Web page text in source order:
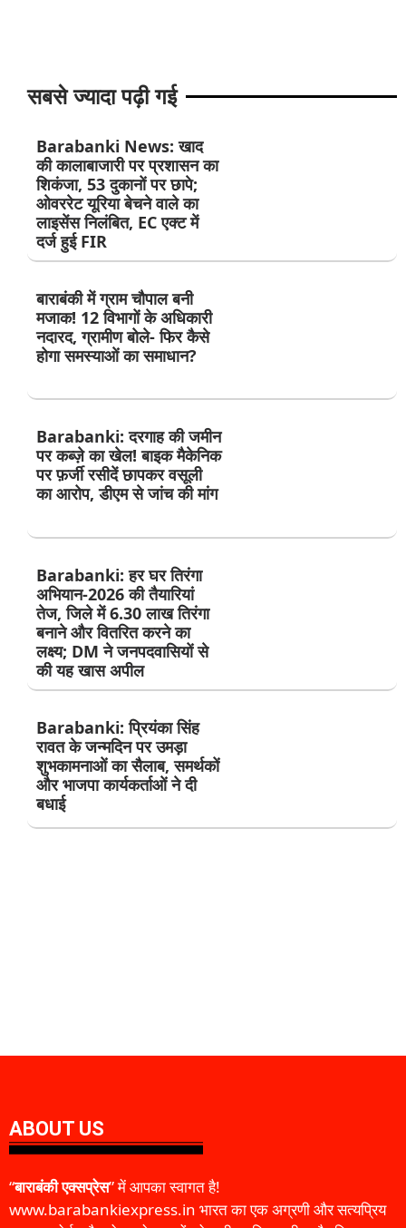
सबसे ज्यादा पढ़ी गई
Barabanki News: खाद
की कालाबाजारी पर प्रशासन का
शिकंजा, 53 दुकानों पर छापे;
ओवररेट यूरिया बेचने वाले का
लाइसेंस निलंबित, EC एक्ट में
दर्ज हुई FIR
बाराबंकी में ग्राम चौपाल बनी
मजाक! 12 विभागों के अधिकारी
नदारद, ग्रामीण बोले- फिर कैसे
होगा समस्याओं का समाधान?
Barabanki: दरगाह की जमीन
पर कब्ज़े का खेल! बाइक मैकेनिक
पर फ़र्जी रसीदें छापकर वसूली
का आरोप, डीएम से जांच की मांग
Barabanki: हर घर तिरंगा
अभियान-2026 की तैयारियां
तेज, जिले में 6.30 लाख तिरंगा
बनाने और वितरित करने का
लक्ष्य; DM ने जनपदवासियों से
की यह खास अपील
Barabanki: प्रियंका सिंह
रावत के जन्मदिन पर उमड़ा
शुभकामनाओं का सैलाब, समर्थकों
और भाजपा कार्यकर्ताओं ने दी
बधाई
ABOUT US
“बाराबंकी एक्सप्रेस” में आपका स्वागत है!
www.barabankiexpress.in भारत का एक अग्रणी और सत्यप्रिय